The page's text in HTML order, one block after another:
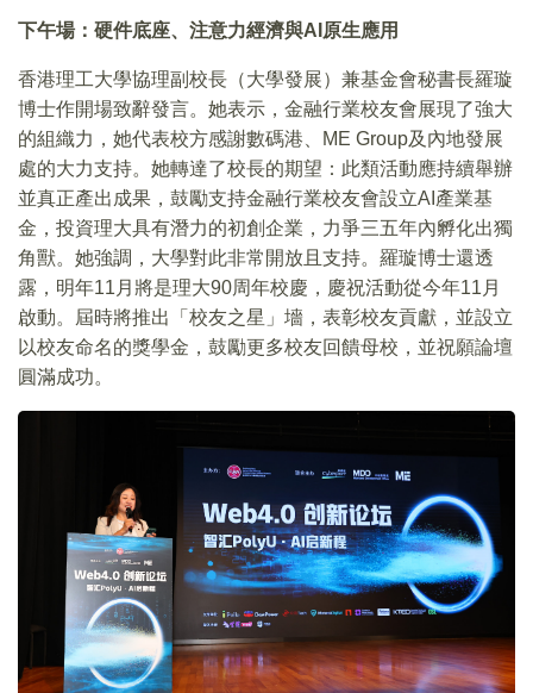
下午場：硬件底座、注意力經濟與AI 原生應用
香港理工大學協理副校長（大學發展）兼基金會秘書長羅璇
博士作開場致辭發言。她表示，金融行業校友會展現了強大
的組織力，她代表校方感謝數碼港、ME Group及內地發展
處的大力支持。她轉達了校長的期望：此類活動應持續舉辦
並真正產出成果，鼓勵支持金融行業校友會設立AI產業基
金，投資理大具有潛力的初創企業，力爭三五年內孵化出獨
角獸。她強調，大學對此非常開放且支持。羅璇博士還透
露，明年11月將是理大90周年校慶，慶祝活動從今年11月
啟動。屆時將推出「校友之星」墻，表彰校友貢獻，並設立
以校友命名的獎學金，鼓勵更多校友回饋母校，並祝願論壇
圓滿成功。